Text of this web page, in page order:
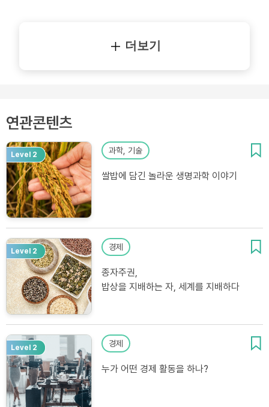
더보기
연관콘텐츠
Level 2 과학, 기술
쌀밥에 담긴 놀라운 생명과학 이야기
Level 2 경제
종자주권,
밥상을 지배하는 자, 세계를 지배하다
Level 2 경제
누가 어떤 경제 활동을 하나?